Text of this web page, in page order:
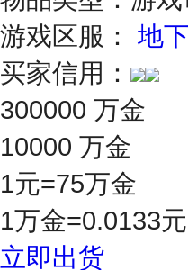
游戏区服： 地
买家信用：
300000 万金
10000 万金
1元=75万金
1万金=0.0133元
立即出货